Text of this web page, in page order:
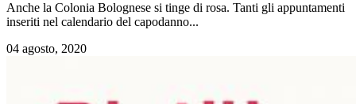
Anche la Colonia Bolognese si tinge di rosa. Tanti gli appuntamenti
inseriti nel calendario del capodanno...
04 agosto, 2020